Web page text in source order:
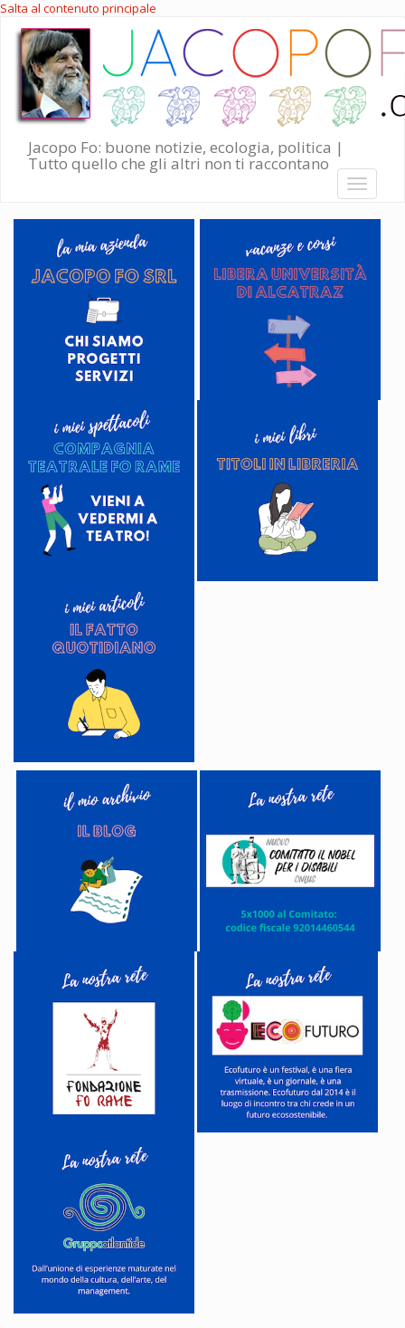
Salta al contenuto principale
Jacopo Fo: buone notizie, ecologia, politica |
Tutto quello che gli altri non ti raccontano
Toggle